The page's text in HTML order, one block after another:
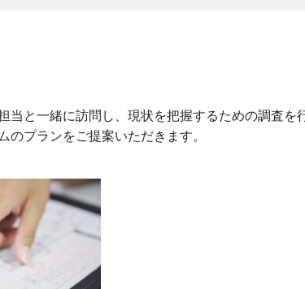
当と一緒に訪問し、現状を把握するための調査を
のプランをご提案いただきます。